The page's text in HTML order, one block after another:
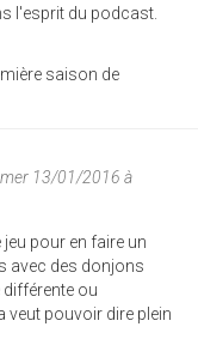
l'esprit du podcast.
saison de
13/01/2016 à
pour en faire un
avec des donjons
ou
veut pouvoir dire plein